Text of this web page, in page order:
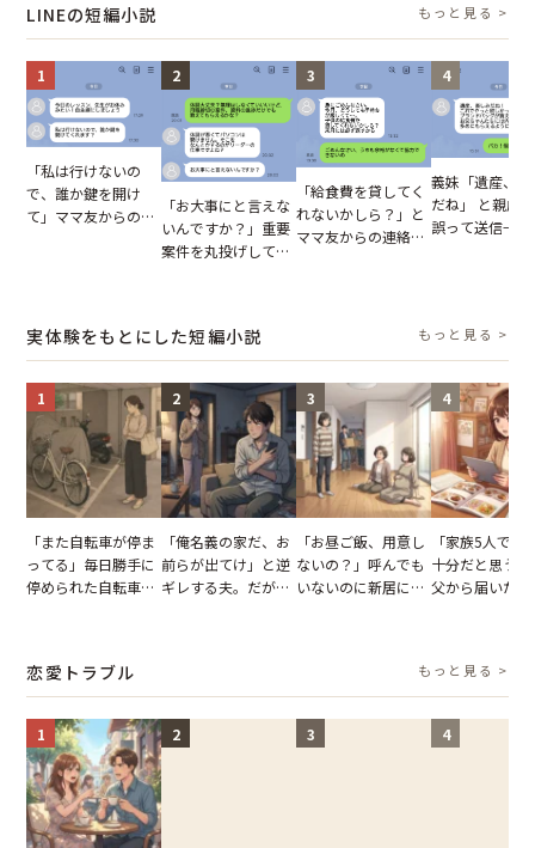
LINEの短編小説 もっと見る >
1
「私は行けないの
で、誰か鍵を開け
て」ママ友からの
2
「お大事にと言えな
いんですか？」重要
案件を丸投げして休
3
「給食費を貸してく
れないかしら？」と
ママ友からの連絡。
4
義妹「遺産、
だね」 と親戚
誤って送信→夫
実体験をもとにした短編小説 もっと見る >
1
「また自転車が停ま
ってる」毎日勝手に
停められた自転車。
2
「俺名義の家だ、お
前らが出てけ」と逆
ギレする夫。だが、
3
「お昼ご飯、用意し
ないの？」呼んでも
いないのに新居にあ
4
「家族5人で3
十分だと思う
父から届いたご
恋愛トラブル もっと見る >
1 2 3 4